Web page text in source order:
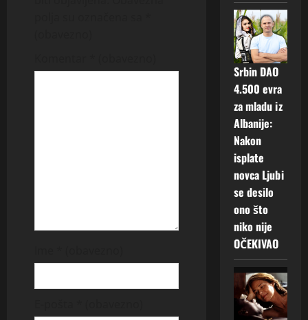
a
Srbin DAO
4.500 evra
za mladu iz
Albanije:
Nakon
isplate
novca Ljubi
se desilo
ono što
niko nije
OČEKIVAO